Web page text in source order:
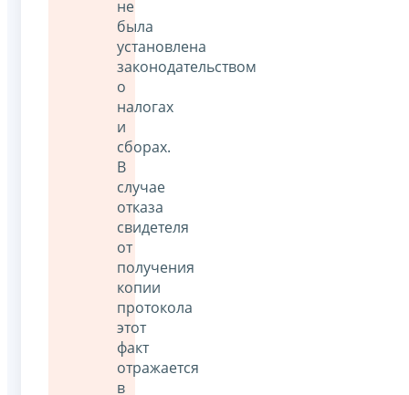
не
была
установлена
законодательством
о
налогах
и
сборах.
В
случае
отказа
свидетеля
от
получения
копии
протокола
этот
факт
отражается
в